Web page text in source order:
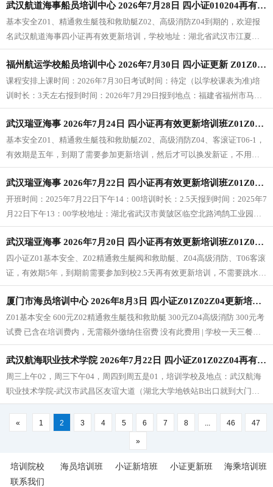
大道（湖北大学地铁站B出口就到大门口），学校位于市区，地铁口，交通
便利。
武汉航道海事船员培训中心 2026年7月28日 四小证010204再有效更新培训报名（每周二开班）
基本安全Z01、精通救生艇筏和救助艇Z02、高级消防Z04到期的，欢迎报
名武汉航道海事四小证再有效更新培训，学校地址：湖北省武汉市江夏区
大桥新区星光大道刑远长工业园内1号楼1楼（武汉航道海事服务有限公
司），武汉航道海事培训中心报名微信：whfy6688
福州航运学校船员培训中心 2026年7月30日 四小证更新 Z01Z02Z04
课程安排上课时间：2026年7月30日考试时间：待定（以学校课表为准)培
训时长：3天左右报到时间：2026年7月29日报到地点：福建省福州市马尾
区沿山东路24号（福建航运学校）
武汉瑞亚海事 2026年7月24日 四小证再有效更新培训班Z01Z02Z04T06（每周一三五开班）
基本安全Z01、精通救生艇筏和救助艇Z02、高级消防Z04、客滚证T06-1，
有效期是五年，到期了需要参加更新培训，然后才可以换发新证，不用跳
水，欢迎报名。
武汉瑞亚海事 2026年7月22日 四小证再有效更新培训班Z01Z02Z04T06（每周一三五开班）
开班时间：2025年7月22日下午14：00培训时长：2.5天报到时间：2025年7
月22日下午13：00学校地址：湖北省武汉市黄陂区临空北路鸿鹄工业园
（武汉瑞亚海事服务有限公司）武汉瑞亚海事培训中心报名微信：
whfy6688
武汉瑞亚海事 2026年7月20日 四小证再有效更新培训班Z01Z02Z04T06（每周一三五开班）
四小证Z01基本安全、Z02精通救生艇阀和救助艇、Z04高级消防、T06客滚
证，有效期5年，到期前需要参加到校2.5天再有效更新培训，不需要跳水。
报名电话：185 7175 7171（同微信）
厦门市海员培训中心 2026年8月3日 四小证Z01Z02Z04更新培训班
Z01基本安全 600元Z02精通救生艇筏和救助艇 300元Z04高级消防 300元考
试费 已含在培训费内，无需额外缴纳住宿费 没有此费用 | 学校一天三餐的
伙食费是40元，在学校用餐的学员可在校免费住宿，宿舍床位有限，如届
时无空闲床位则不予安排住宿。
武汉航海职业技术学院 2026年7月22日 四小证Z01Z02Z04再有效更新培训报名
周三上午02，周三下午04，周四到周五是01，培训学校及地点：武汉航海
职业技术学院-武汉市武昌区友谊大道（湖北大学地铁站B出口就到大门
口），学校位于市区，地铁口，交通便利。
« 1 2 3 4 5 6 7 8 ... 46 47
»
培训院校 海员培训班 小证新培班 小证更新班
海乘培训班
联系我们